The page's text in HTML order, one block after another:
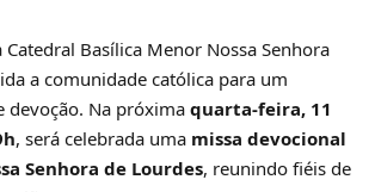
Catedral Basílica Menor Nossa Senhora
a comunidade católica para um
devoção. Na próxima quarta-feira, 11
, será celebrada uma missa devocional
Senhora de Lourdes, reunindo fiéis de